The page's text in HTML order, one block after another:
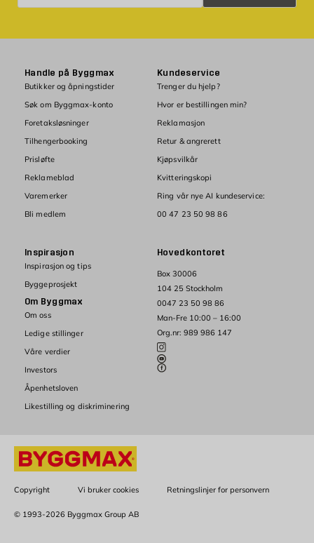
Hovedkontoret
Box 30006
104 25 Stockholm
0047 23 50 98 86
Man-Fre 10:00 – 16:00
Org.nr: 989 986 147
Handle på Byggmax
Butikker og åpningstider
Søk om Byggmax-konto
Foretaksløsninger
Tilhengerbooking
Prisløfte
Reklameblad
Varemerker
Bli medlem
Kundeservice
Trenger du hjelp?
Hvor er bestillingen min?
Reklamasjon
Retur & angrerett
Kjøpsvilkår
Kvitteringskopi
Ring vår nye AI kundeservice:
00 47 23 50 98 86
Inspirasjon
Inspirasjon og tips
Byggeprosjekt
Om Byggmax
Om oss
Ledige stillinger
Våre verdier
Investors
Åpenhetsloven
Likestilling og diskriminering
Copyright Vi bruker cookies Retningslinjer for personvern
© 1993-2026 Byggmax Group AB